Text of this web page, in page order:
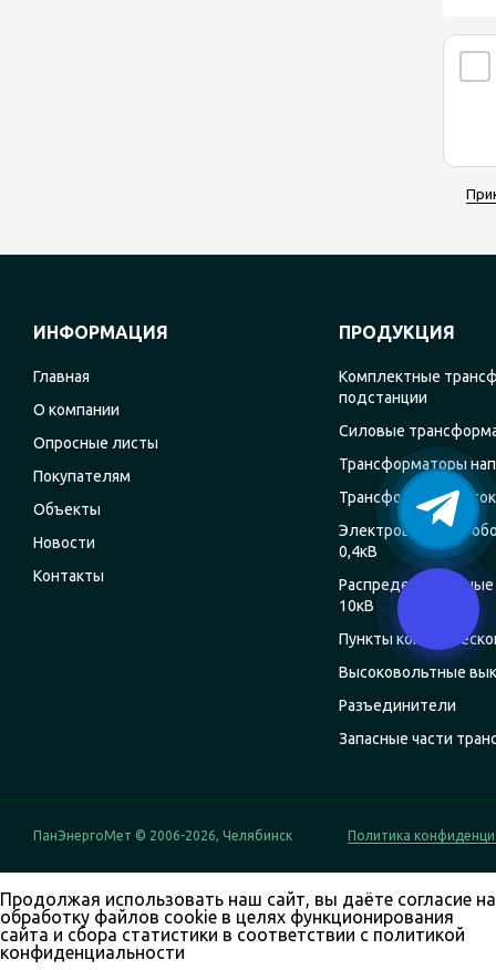
ИНФОРМАЦИЯ
Главная
О компании
Опросные листы
Покупателям
Объекты
Новости
Контакты
ПРОДУКЦИЯ
Комплектные
подстанции
Силовые
Трансформаторы
Трансформаторы
Электрощитовое
0,4кВ
Распределительные
10кВ
Пункты
Высоковольтные
Разъединители
Запасные части
ПанЭнергоМет © 2006-2026, Челябинск Политика
Продолжая использовать наш сайт, вы даёте согласие на
обработку файлов cookie в целях функционирования
сайта и сбора статистики в соответствии с политикой
конфиденциальности